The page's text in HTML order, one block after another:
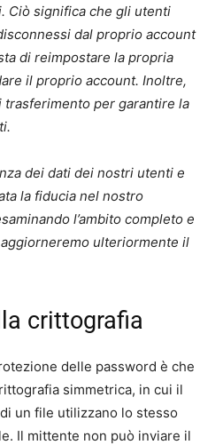
Ciò significa che gli utenti
dal proprio account
di reimpostare la propria
il proprio account. Inoltre,
trasferimento per garantire la
dei dati dei nostri utenti e
la fiducia nel nostro
l’ambito completo e
ulteriormente il
crittografia
delle password è che
simmetrica, in cui il
un file utilizzano lo stesso
Il mittente non può inviare il